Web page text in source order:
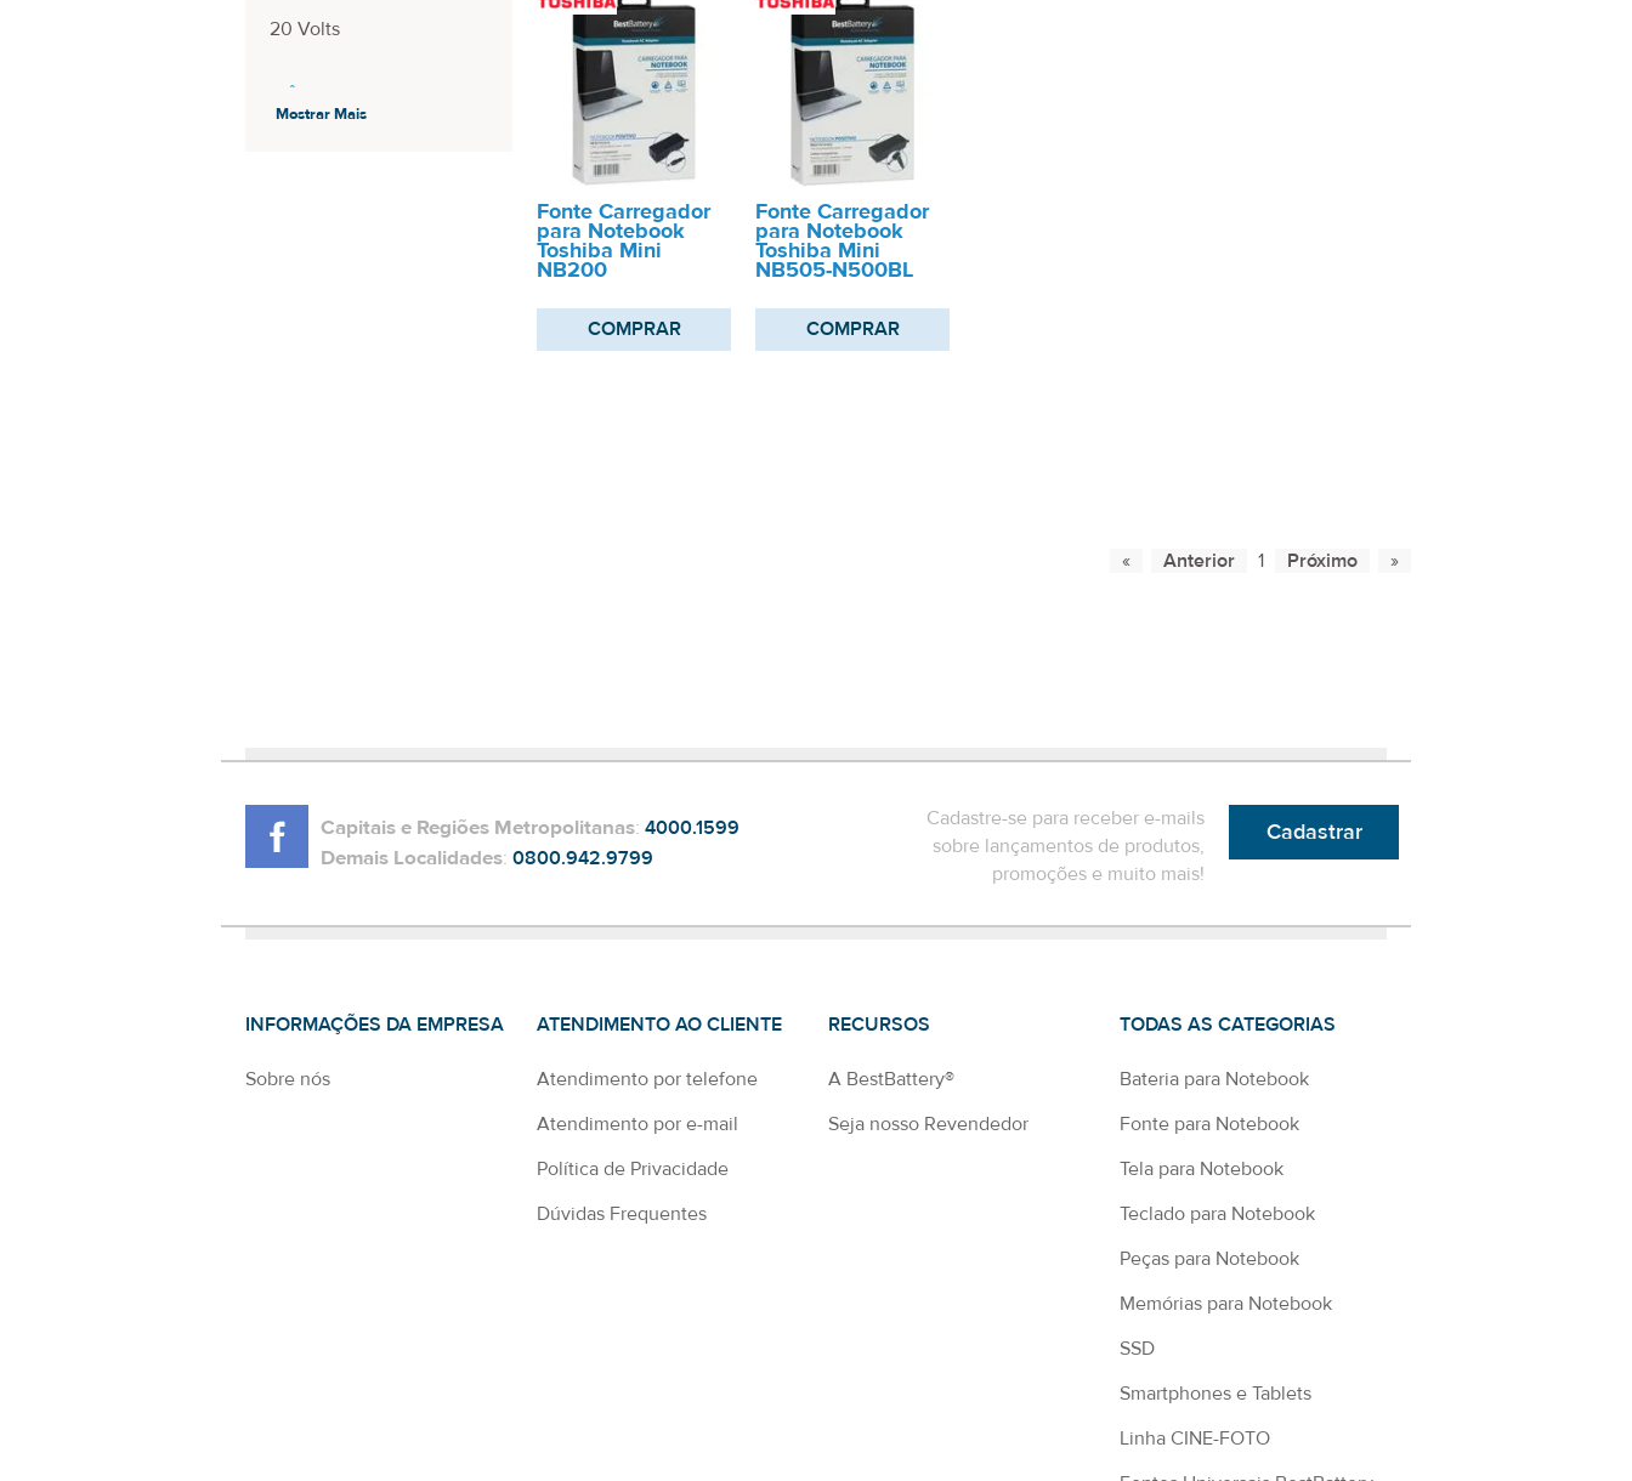
20 Volts
DIÂMETRO PINO
Mostrar Mais
Fonte Carregador
para Notebook
Toshiba Mini
NB200
COMPRAR
Fonte Carregador
para Notebook
Toshiba Mini
NB505-N500BL
COMPRAR
1
Cadastre-se para receber e-mails
sobre lançamentos de produtos,
promoções e muito mais!
Cadastrar
Capitais e Regiões Metropolitanas: 4000.1599
Demais Localidades: 0800.942.9799
INFORMAÇÕES DA EMPRESA
Sobre nós
ATENDIMENTO AO CLIENTE
Atendimento por telefone
Atendimento por e-mail
Política de Privacidade
Dúvidas Frequentes
RECURSOS
A BestBattery®
Seja nosso Revendedor
TODAS AS CATEGORIAS
Bateria para Notebook
Fonte para Notebook
Tela para Notebook
Teclado para Notebook
Peças para Notebook
Memórias para Notebook
SSD
Smartphones e Tablets
Linha CINE-FOTO